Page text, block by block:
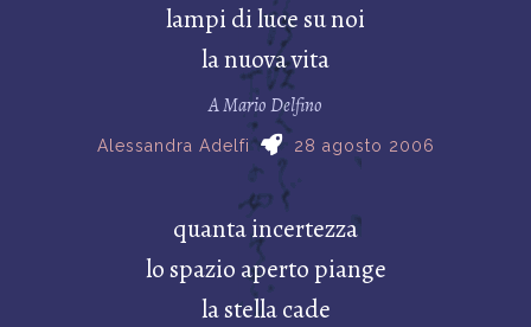
lampi di luce su noi
la nuova vita
A Mario Delfino
Alessandra Adelfi 28 agosto 2006
quanta incertezza
lo spazio aperto piange
la stella cade